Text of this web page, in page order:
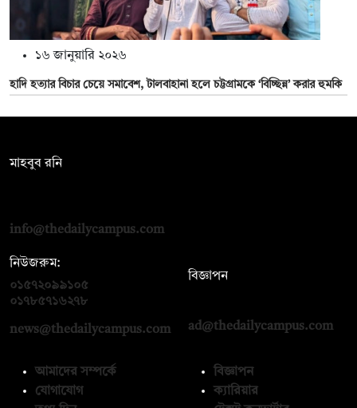
১৬ জানুয়ারি ২০২৬
হাদি হত্যার বিচার চেয়ে সমাবেশ, টালবাহানা হলে চট্টগ্রামকে ‘বিচ্ছিন্ন’ করার হুমকি
মাহবুব রনি
info@thedailycampus.com
নিউজরুম:
০১৫৭২০৯৯১০৫
০১৭৮৫৭১৬২৭৮
news@thedailycampus.com
বিজ্ঞাপন
ad@thedailycampus.com
আমাদের সম্পর্কে
যোগাযোগ
বিজ্ঞাপন
ক্যারিয়ার